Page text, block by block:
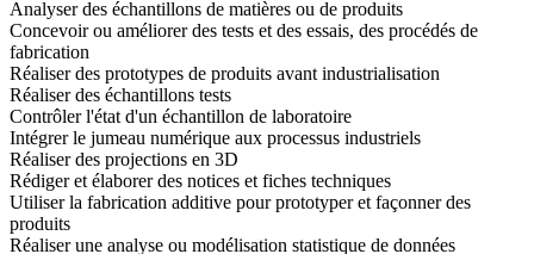
Analyser des échantillons de matières ou de produits
Concevoir ou améliorer des tests et des essais, des procédés de
fabrication
Réaliser des prototypes de produits avant industrialisation
Réaliser des échantillons tests
Contrôler l'état d'un échantillon de laboratoire
Intégrer le jumeau numérique aux processus industriels
Réaliser des projections en 3D
Rédiger et élaborer des notices et fiches techniques
Utiliser la fabrication additive pour prototyper et façonner des
produits
Réaliser une analyse ou modélisation statistique de données